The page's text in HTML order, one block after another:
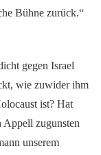
Bühne zurück.“
gegen Israel
wie zuwider ihm
ist? Hat
Appell zugunsten
unserem